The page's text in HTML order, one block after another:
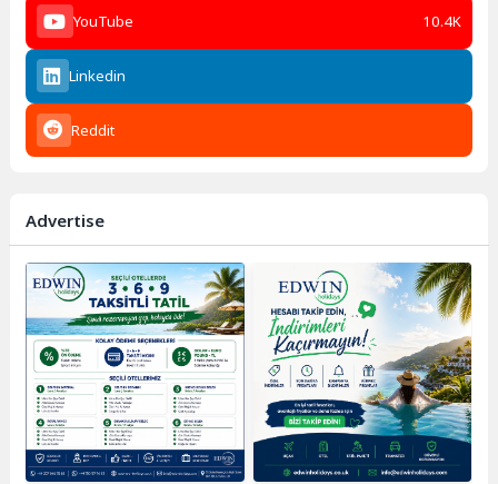
YouTube 10.4K
Linkedin
Reddit
Advertise